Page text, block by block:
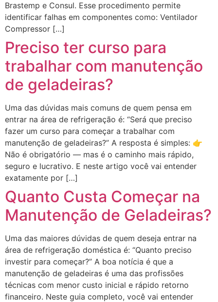
Brastemp e Consul. Esse procedimento permite
identificar falhas em componentes como: Ventilador
Compressor […]
Preciso ter curso para
trabalhar com manutenção
de geladeiras?
Uma das dúvidas mais comuns de quem pensa em
entrar na área de refrigeração é: “Será que preciso
fazer um curso para começar a trabalhar com
manutenção de geladeiras?” A resposta é simples: 👉
Não é obrigatório — mas é o caminho mais rápido,
seguro e lucrativo. E neste artigo você vai entender
exatamente por […]
Quanto Custa Começar na
Manutenção de Geladeiras?
Uma das maiores dúvidas de quem deseja entrar na
área de refrigeração doméstica é: “Quanto preciso
investir para começar?” A boa notícia é que a
manutenção de geladeiras é uma das profissões
técnicas com menor custo inicial e rápido retorno
financeiro. Neste guia completo, você vai entender